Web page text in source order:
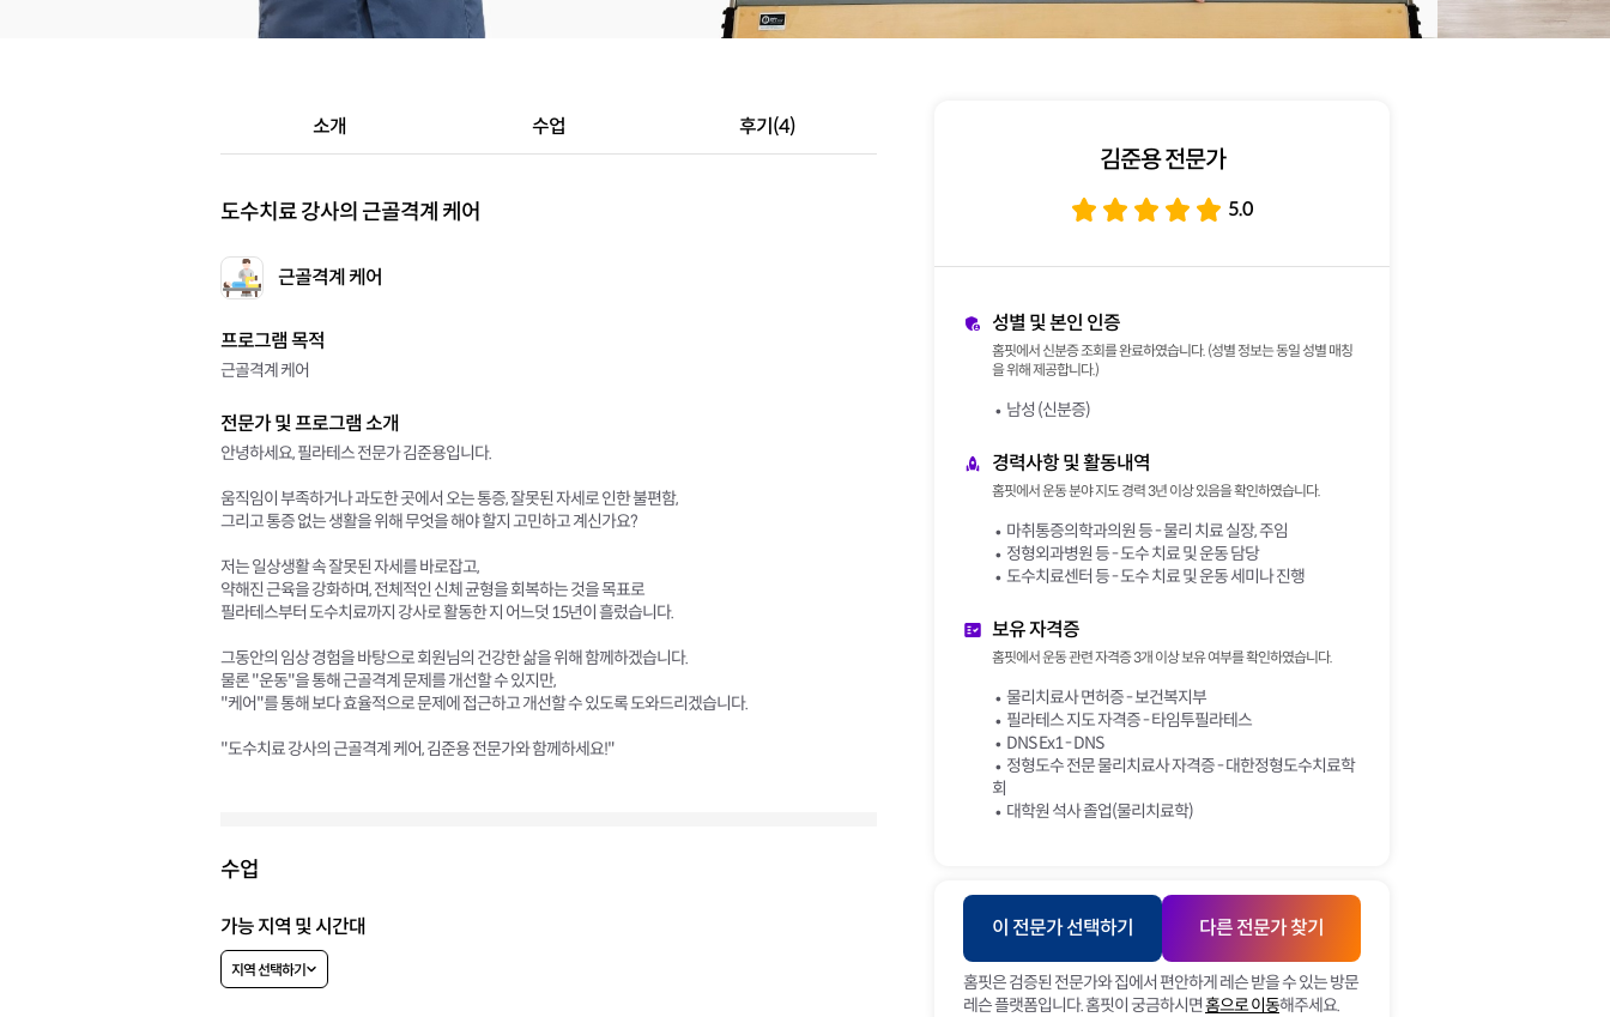
소개 수업 후기(4)
도수치료 강사의 근골격계 케어
근골격계 케어
프로그램 목적
근골격계 케어
전문가 및 프로그램 소개
안녕하세요, 필라테스 전문가 김준용입니다.
움직임이 부족하거나 과도한 곳에서 오는 통증, 잘못된 자세로 인한 불편함,
그리고 통증 없는 생활을 위해 무엇을 해야 할지 고민하고 계신가요?
저는 일상생활 속 잘못된 자세를 바로잡고,
약해진 근육을 강화하며, 전체적인 신체 균형을 회복하는 것을 목표로
필라테스부터 도수치료까지 강사로 활동한 지 어느덧 15년이 흘렀습니다.
그동안의 임상 경험을 바탕으로 회원님의 건강한 삶을 위해 함께하겠습니다.
물론 "운동"을 통해 근골격계 문제를 개선할 수 있지만,
"케어"를 통해 보다 효율적으로 문제에 접근하고 개선할 수 있도록 도와드리겠습니다.
"도수치료 강사의 근골격계 케어, 김준용 전문가와 함께하세요!"
수업
가능 지역 및 시간대
지역 선택하기
김준용 전문가
5.0
성별 및 본인 인증
홈핏에서 신분증 조회를 완료하였습니다. (성별 정보는 동일 성별 매칭
을 위해 제공합니다.)
남성 (신분증)
경력사항 및 활동내역
홈핏에서 운동 분야 지도 경력 3년 이상 있음을 확인하였습니다.
마취통증의학과의원 등 - 물리 치료 실장, 주임
정형외과병원 등 - 도수 치료 및 운동 담당
도수치료센터 등 - 도수 치료 및 운동 세미나 진행
보유 자격증
홈핏에서 운동 관련 자격증 3개 이상 보유 여부를 확인하였습니다.
물리치료사 면허증 - 보건복지부
필라테스 지도 자격증 - 타임투필라테스
DNS Ex1 - DNS
정형도수 전문 물리치료사 자격증 - 대한정형도수치료학
회
대학원 석사 졸업(물리치료학)
이 전문가 선택하기 다른 전문가 찾기
홈핏은 검증된 전문가와 집에서 편안하게 레슨 받을 수 있는 방문
레슨 플랫폼입니다. 홈핏이 궁금하시면홈으로 이동해주세요.